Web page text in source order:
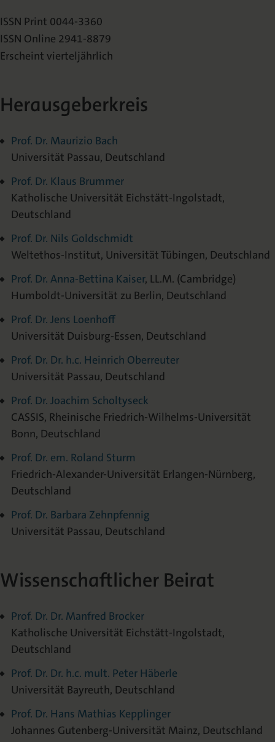
ISSN Print 0044-3360
ISSN Online 2941-8879
Erscheint vierteljährlich
Herausgeberkreis
Prof. Dr. Maurizio Bach
Universität Passau, Deutschland
Prof. Dr. Klaus Brummer
Katholische Universität Eichstätt-Ingolstadt,
Deutschland
Prof. Dr. Nils Goldschmidt
Weltethos-Institut, Universität Tübingen, Deutschland
Prof. Dr. Anna-Bettina Kaiser, LL.M. (Cambridge)
Humboldt-Universität zu Berlin, Deutschland
Prof. Dr. Jens Loenhoff
Universität Duisburg-Essen, Deutschland
Prof. Dr. Dr. h.c. Heinrich Oberreuter
Universität Passau, Deutschland
Prof. Dr. Joachim Scholtyseck
CASSIS, Rheinische Friedrich-Wilhelms-Universität
Bonn, Deutschland
Prof. Dr. em. Roland Sturm
Friedrich-Alexander-Universität Erlangen-Nürnberg,
Deutschland
Prof. Dr. Barbara Zehnpfennig
Universität Passau, Deutschland
Wissenschaftlicher Beirat
Prof. Dr. Dr. Manfred Brocker
Katholische Universität Eichstätt-Ingolstadt,
Deutschland
Prof. Dr. Dr. h.c. mult. Peter Häberle
Universität Bayreuth, Deutschland
Prof. Dr. Hans Mathias Kepplinger
Johannes Gutenberg-Universität Mainz, Deutschland